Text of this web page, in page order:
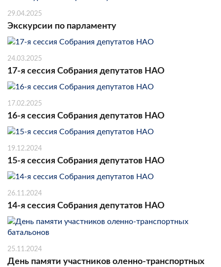
29.04.2025
Экскурсии по парламенту
24.03.2025
17-я сессия Собрания депутатов НАО
17.02.2025
16-я сессия Собрания депутатов НАО
19.12.2024
15-я сессия Собрания депутатов НАО
26.11.2024
14-я сессия Собрания депутатов НАО
25.11.2024
День памяти участников оленно-транспортных